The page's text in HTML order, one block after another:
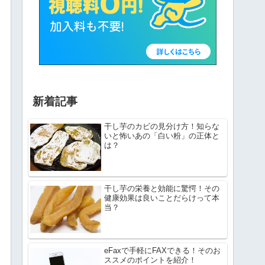
新着記事
干し芋のカビの見分け方！知らな
いと怖いあの「白い粉」の正体と
は？
干し芋の栄養と効能に驚愕！その
健康効果は良いことだらけって本
当？
eFaxで手軽にFAXできる！そのお
ススメのポイントを紹介！